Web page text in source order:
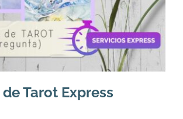
Tarot Express